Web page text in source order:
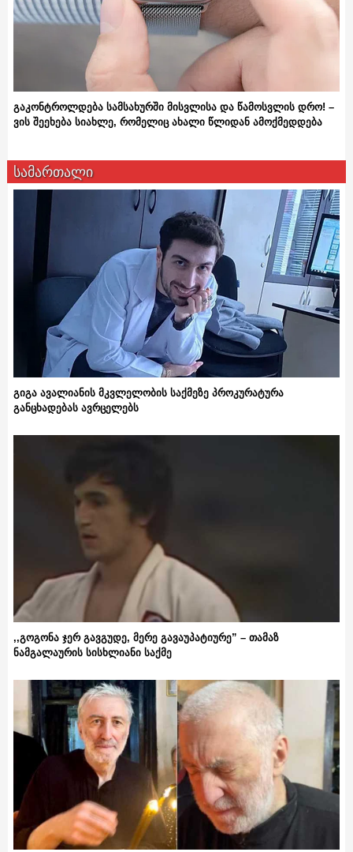
გაკონტროლდება სამსახურში მისვლისა და წამოსვლის დრო! –
ვის შეეხება სიახლე, რომელიც ახალი წლიდან ამოქმედდება
სამართალი
გიგა ავალიანის მკვლელობის საქმეზე პროკურატურა
განცხადებას ავრცელებს
,,გოგონა ჯერ გავგუდე, მერე გავაუპატიურე” – თამაზ
ნამგალაურის სისხლიანი საქმე